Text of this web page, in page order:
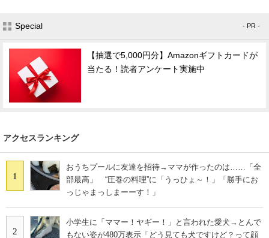
Special - PR -
【抽選で5,000円分】Amazonギフトカードが
当たる！読者アンケート実施中
アクセスランキング
1
おうちプールに友達を招待→ママが作ったのは……「全
部最高」 “圧巻の料理”に「うっひょ～！」「勝手にお
っじゃまっしまーーす！」
2
小学生に「ママー！ヤギー！」と言われた愛犬→とんで
もない姿が480万表示「どう見ても犬ですけど？って顔